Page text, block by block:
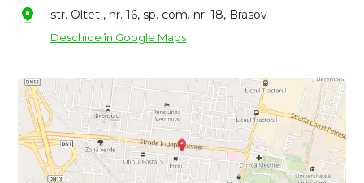
str. Oltet , nr. 16, sp. com. nr. 18, Brasov
Deschide în Google Maps